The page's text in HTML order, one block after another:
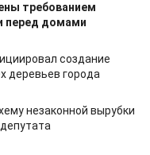
требованием
перед домами
создание
деревьев города
незаконной вырубки